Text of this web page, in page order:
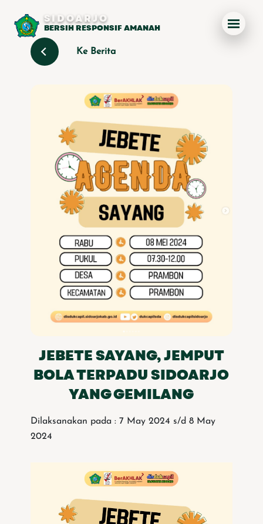
SIDOARJO
BERSIH RESPONSIF AMANAH
Ke Berita
JEBETE SAYANG, JEMPUT
BOLA TERPADU SIDOARJO
YANG GEMILANG
Dilaksanakan pada : 7 May 2024 s/d 8 May
2024